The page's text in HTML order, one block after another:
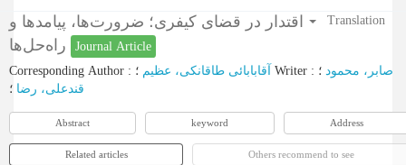
اقتدار در قضای کیفری؛ ضرورت‌ها، پیامدها و
Journal Article
Translation
Corresponding Author : آقابابائی طاقانکی، عظیم Writer : صابر، محمود ؛
قندعلی، رضا ؛
Abstract keyword Address
Related articles Others recommend to see